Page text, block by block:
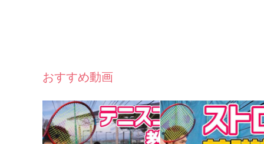
おすすめ動画